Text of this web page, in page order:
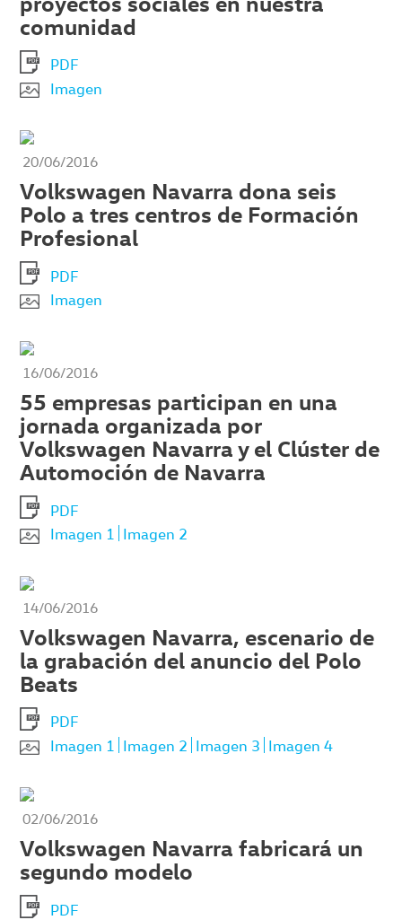
comunidad
PDF
Imagen
20/06/2016
Volkswagen Navarra dona seis
Polo a tres centros de Formación
Profesional
PDF
Imagen
16/06/2016
55 empresas participan en una
jornada organizada por
Volkswagen Navarra y el Clúster de
Automoción de Navarra
PDF
Imagen 1 Imagen 2
14/06/2016
Volkswagen Navarra, escenario de
la grabación del anuncio del Polo
Beats
PDF
Imagen 1
Imagen 2 Imagen 3 Imagen 4
02/06/2016
Volkswagen Navarra fabricará un
segundo modelo
PDF